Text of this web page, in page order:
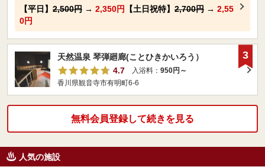
【平日】 2,500円 → 2,350円 【土日祝特】 2,700円 → 2,55
0円
天然温泉 琴弾廻廊(ことひきかいろう）
4.7
入浴料： 950円～
香川県観音寺市有明町6-6
3
無料会員登録して続きを見る
人気の施設